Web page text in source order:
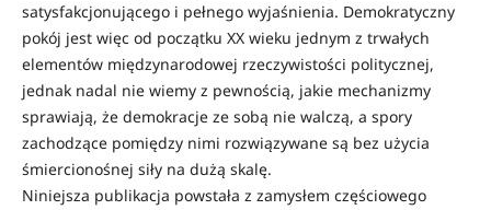
satysfakcjonującego i pełnego wyjaśnienia. Demokratyczny
pokój jest więc od początku XX wieku jednym z trwałych
elementów międzynarodowej rzeczywistości politycznej,
jednak nadal nie wiemy z pewnością, jakie mechanizmy
sprawiają, że demokracje ze sobą nie walczą, a spory
zachodzące pomiędzy nimi rozwiązywane są bez użycia
śmiercionośnej siły na dużą skalę.
Niniejsza publikacja powstała z zamysłem częściowego